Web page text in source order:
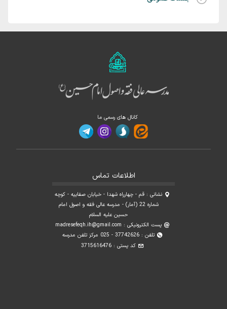
کانال های رسمی ما
اطلاعات تماس
نشانی : قم - چهارراه شهدا - خیابان صفاییه - کوچه
شماره 22 (آمار) - مدرسه عالی فقه و اصول امام
حسین علیه السلام
پست الکترونیکی : madresefeqh.ih@gmail.com
تلفن : 37742626 - 025 مرکز تلفن مدرسه
کد پستی : 3715616476